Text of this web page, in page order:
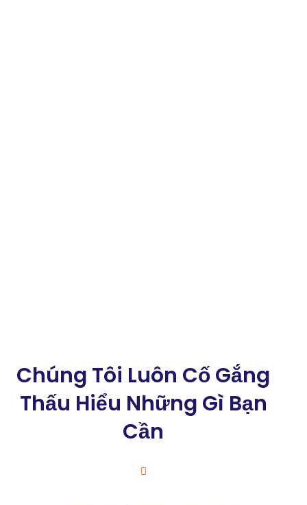
Chúng Tôi Luôn Cố Gắng
Thấu Hiểu Những Gì Bạn
Cần